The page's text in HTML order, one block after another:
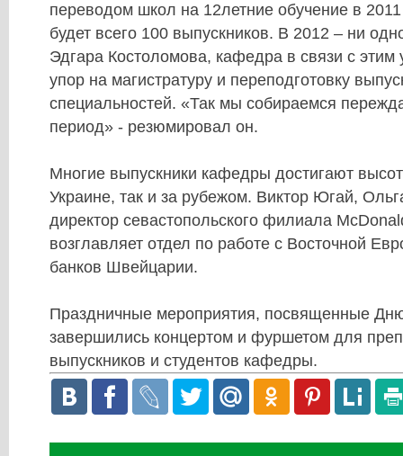
переводом школ на 12летние обучение в
будет всего 100 выпускников. В 2012 – ни
Эдгара Костоломова, кафедра в связи с этим
упор на магистратуру и переподготовку
специальностей. «Так мы собираемся
период» - резюмировал он.
Многие выпускники кафедры достигают
Украине, так и за рубежом. Виктор Югай,
директор севастопольского филиала
возглавляет отдел по работе с Восточной
банков Швейцарии.
Праздничные мероприятия, посвященные
завершились концертом и фуршетом для
выпускников и студентов кафедры.